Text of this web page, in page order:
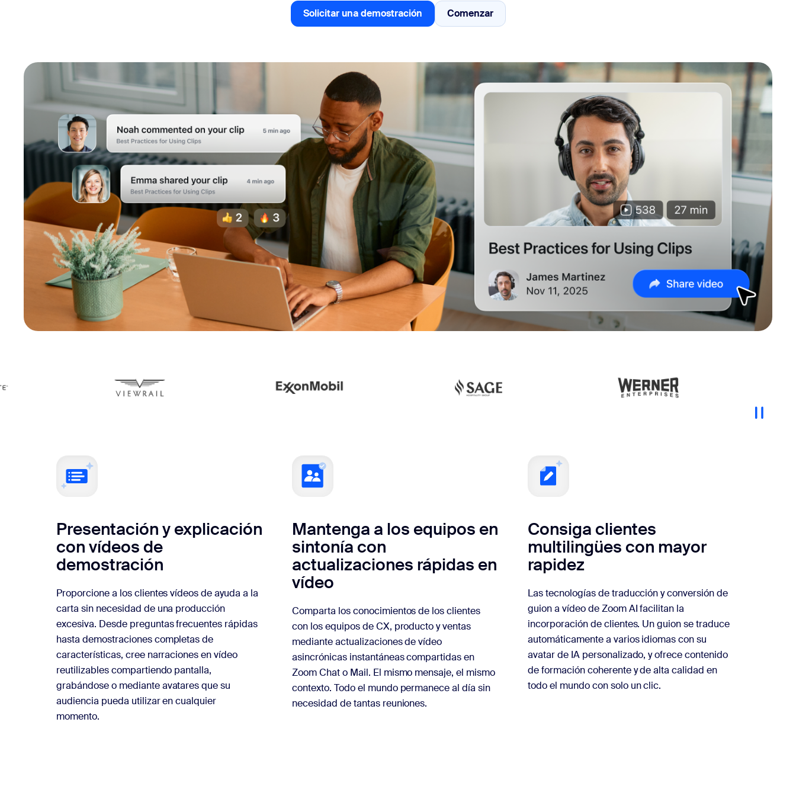
Instalar en el escritorio
Centro de descargas
Iniciar contacto
Solicitar una demostración
Solicitar una demostración
Comenzar
Comenzar
Presentación y explicación
con vídeos de
demostración
Proporcione a los clientes vídeos de ayuda a la
carta sin necesidad de una producción
excesiva. Desde preguntas frecuentes rápidas
hasta demostraciones completas de
características, cree narraciones en vídeo
reutilizables compartiendo pantalla,
grabándose o mediante avatares que su
audiencia pueda utilizar en cualquier
momento.
Mantenga a los equipos en
sintonía con
actualizaciones rápidas en
vídeo
Comparta los conocimientos de los clientes
con los equipos de CX, producto y ventas
mediante actualizaciones de vídeo
asincrónicas instantáneas compartidas en
Zoom Chat o Mail. El mismo mensaje, el mismo
contexto. Todo el mundo permanece al día sin
necesidad de tantas reuniones.
Consiga clientes
multilingües con mayor
rapidez
Las tecnologías de traducción y conversión de
guion a vídeo de Zoom AI facilitan la
incorporación de clientes. Un guion se traduce
automáticamente a varios idiomas con su
avatar de IA personalizado, y ofrece contenido
de formación coherente y de alta calidad en
todo el mundo con solo un clic.